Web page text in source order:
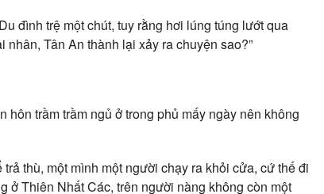
đình trệ một chút, tuy rằng hơi lúng túng lướt qua
Tân An thành lại xảy ra chuyện sao?”
trầm trầm ngủ ở trong phủ mấy ngày nên không
thù, một mình một người chạy ra khỏi cửa, cứ thế đi
ở Thiên Nhất Các, trên người nàng không còn một